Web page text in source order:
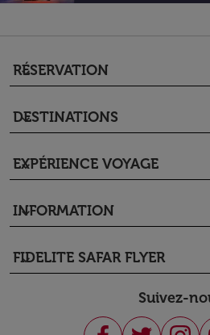
RÉSERVATION
keyboard_arrow_down
DESTINATIONS
keyboard_arrow_down
EXPÉRIENCE VOYAGE
keyboard_arrow_down
INFORMATION
keyboard_arrow_down
FIDELITE SAFAR FLYER
keyboard_arrow_down
Suivez-